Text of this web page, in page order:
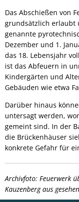
Das Abschießen von
grundsätzlich erlaubt
genannte
Dezember und 1.
das 18. Lebensjahr
ist das Abfeuern in
Kindergärten und
Gebäuden wie etwa
Darüber hinaus
untersagt werden,
gemeint sind. In der
die Brückenhäuser
konkrete Gefahr für
Archivfoto: Feuerwerk
Kauzenberg aus gesehen